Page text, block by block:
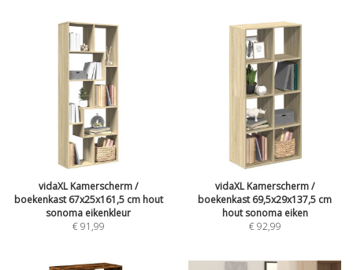
vidaXL Kamerscherm /
boekenkast 67x25x161,5 cm hout
sonoma eikenkleur
€91,99
vidaXL Kamerscherm /
boekenkast 69,5x29x137,5 cm
hout sonoma eiken
€92,99